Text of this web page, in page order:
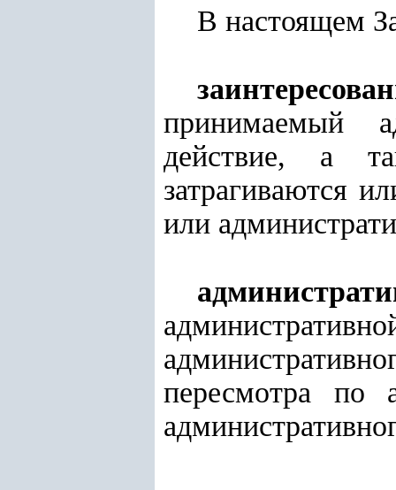
В настоящем
принимаемый
действие, а
затрагиваются
или
пересмотра по